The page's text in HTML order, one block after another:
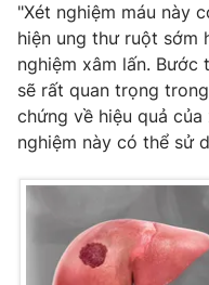
VTV Money
VTV Sức khoẻ
Thị trường 24h
VTV9
"Xét nghiệm máu này
hiện ung thư ruột sớm
nghiệm xâm lấn.
sẽ rất quan trọng
chứng về hiệu quả
nghiệm này có thể sử